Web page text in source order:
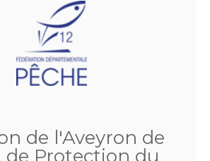
de l'Aveyron de
de Protection du